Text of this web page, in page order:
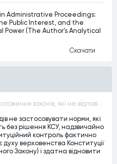
Administrative Proceedings:
Public Interest, and the
(The Author’s Analytical
Скачати
Суди не мають застосовувати положення законів, які не відповідають Конституції, незалежно від того, чи визнавалися вони Конституційним Судом України неконституційними, тобто закони, що суперечать Конституції України не можуть застосовуватися навіть у випадках, коли вони є чинними
не застосовувати норми, які
без рішення КСУ, надзвичайно
контроль фактично
духу верховенства Конституції
Закону) і здатна відновити